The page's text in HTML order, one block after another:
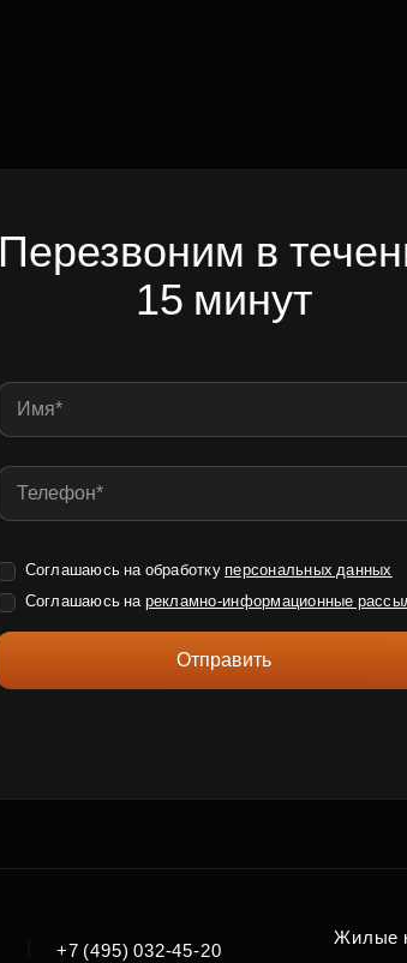
Перезвоним в
15 минут
Соглашаюсь на обработку персональных данных
Соглашаюсь на рекламно-информационные
Отправить
+7 (495) 032-45-20
Жилые